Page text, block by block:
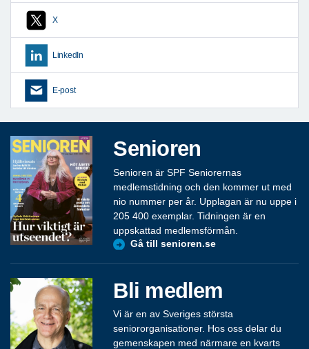
X
LinkedIn
E-post
Senioren
Senioren är SPF Seniorernas
medlemstidning och den kommer ut med
nio nummer per år. Upplagan är nu uppe i
205 400 exemplar. Tidningen är en
uppskattad medlemsförmån.
Gå till senioren.se
Bli medlem
Vi är en av Sveriges största
seniororganisationer. Hos oss delar du
gemenskapen med närmare en kvarts